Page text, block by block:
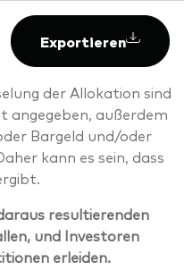
Exportieren
der Allokation sind
angegeben, außerdem
Bargeld und/oder
kann es sein, dass
resultierenden
und Investoren
erleiden.